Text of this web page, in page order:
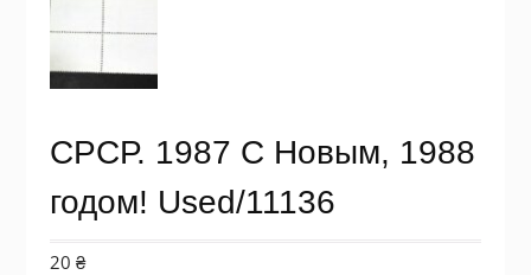
СРСР. 1987 С Новым, 1988
годом! Used/11136
20 ₴